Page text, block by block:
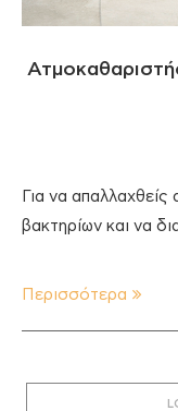
Για να
βακτηρίων και να
Περισσότερα